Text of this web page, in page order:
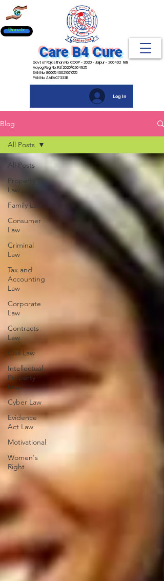
Donate
Care B4 Cure
Govt of Rajasthan No. COOP - 2020 - Jaipur - 200402 Niti
Aayog Reg No. RJ/2020/0264925
SAN No. 8006540021001055
PAN No. AAEAC7333B
Log In
Blog
All Posts
Property
Law
Family Law
Consumer
Law
Criminal
Law
Tax and
Accounting
Law
Corporate
Law
Contracts
Law
Civil Law
Intellectual
Property
Law
Cyber Law
Evidence
Act Law
Motivational
Women's
Right
All Posts